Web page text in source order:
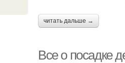
читать дальше →
Все о посадке